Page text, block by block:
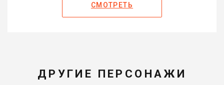
СМОТРЕТЬ
ДРУГИЕ ПЕРСОНАЖИ